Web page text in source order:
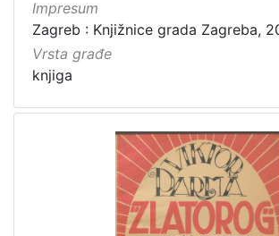
Impresum
Zagreb : Knjižnice grada Zagreba,
Vrsta građe
knjiga